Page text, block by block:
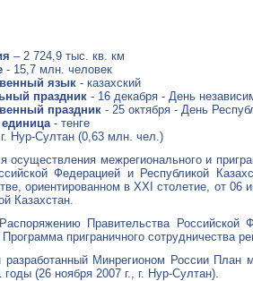
– 2 724,9 тыс. кв. км
- 15,7 млн. человек
язык - казахский
праздник - 16 декабря - День
праздник - 25 октября - День
- тенге
Нур-Султан (0,63 млн. чел.)
осуществления межрегионального и
Федерацией и Республикой
ориентированном в XXI столетие, от
Казахстан.
Правительства
приграничного сотрудничества
разработанный Минрегионом России План
годы (26 ноября 2007 г., г. Нур-Султан).